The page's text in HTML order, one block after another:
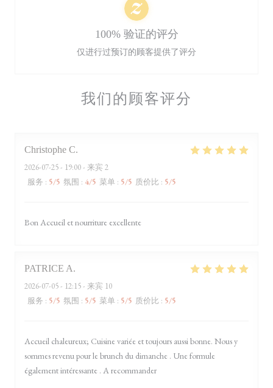
我们的顾客评分
Christophe C
2026-07-25- 19:00 - 来宾 2
服务 : 5/5 氛围 : 4/5 菜单 : 5/5 质价比 : 5/5
Bon Accueil et nourriture excellente
PATRICE A
2026-07-05- 12:15 - 来宾 10
服务 : 5/5 氛围 : 5/5 菜单 : 5/5 质价比 : 5/5
Accueil chaleureux; Cuisine variée et toujours aussi bonne. Nous y
sommes revenu pour le brunch du dimanche . Une formule
également intéressante . A recommander
100% 验证的评分
仅进行过预订的顾客提供了评分